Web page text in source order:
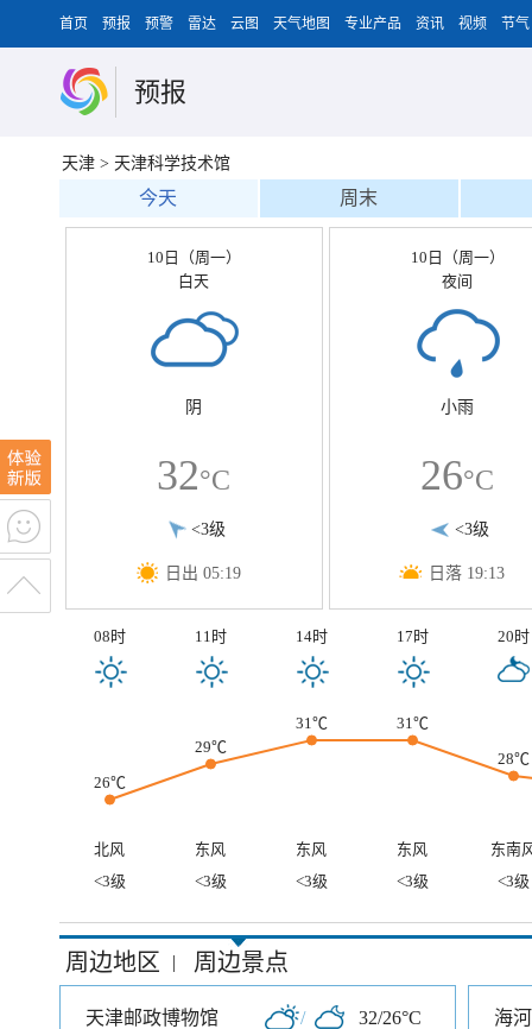
首页 预报 预警 雷达 云图 天气地图 专业产品 资讯 视频 节气
预报
天津 > 天津科学技术馆
今天 周末
10日（周一）
白天
阴
32°C
<3级
日出 05:19
10日（周一）
夜间
小雨
26°C
<3级
日落 19:13
08时 11时 14时 17时 20时
26℃
29℃
31℃
31℃
28℃
北风 东风 东风 东风
东南
<3级
<3级 <3级 <3级 <3级
周边地区 | 周边景点
天津邮政博物馆 / 32/26°C